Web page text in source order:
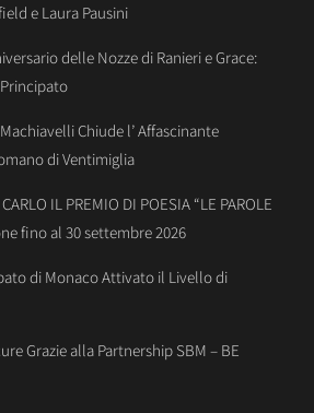
e Laura Pausini
delle Nozze di Ranieri e Grace:
Chiude l’ Affascinante
di Ventimiglia
IL PREMIO DI POESIA “LE PAROLE
fino al 30 settembre 2026
di Monaco Attivato il Livello di
Grazie alla Partnership SBM – BE